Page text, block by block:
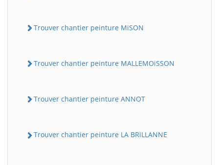
Trouver chantier peinture MiSON
Trouver chantier peinture MALLEMOiSSON
Trouver chantier peinture ANNOT
Trouver chantier peinture LA BRiLLANNE